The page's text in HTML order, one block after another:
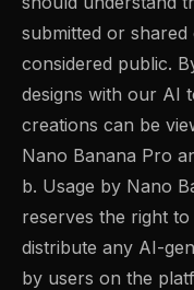
submitted or
considered public.
designs with our AI
creations can be
Nano Banana Pro
b. Usage by Nano
reserves the right
distribute any AI-
by users on the